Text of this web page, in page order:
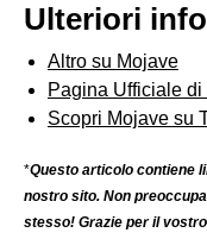
Ulteriori
Altro su Mojave
Pagina Ufficiale di
Scopri Mojave su
*Questo articolo contiene
nostro sito. Non
stesso! Grazie per il